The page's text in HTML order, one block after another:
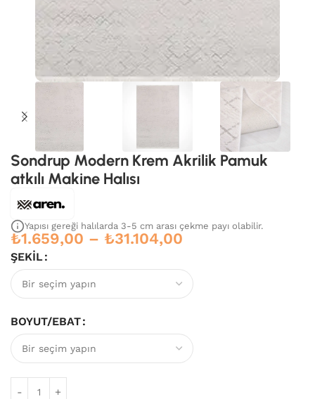
Sondrup Modern Krem Akrilik Pamuk
atkılı Makine Halısı
Yapısı gereği halılarda 3-5 cm arası çekme payı olabilir.
₺1.659,00 – ₺31.104,00
ŞEKIL
BOYUT/EBAT